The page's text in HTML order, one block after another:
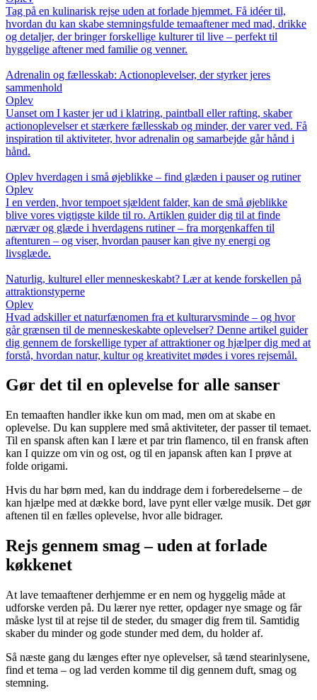
Tag på en kulinarisk rejse uden at forlade hjemmet. Få idéer til,
hvordan du kan skabe stemningsfulde temaaftener med mad, drikke
og detaljer, der bringer forskellige kulturer til live – perfekt til
hyggelige aftener med familie og venner.
Adrenalin og fællesskab: Actionoplevelser, der styrker jeres
sammenhold
Oplev
Uanset om I kaster jer ud i klatring, paintball eller rafting, skaber
actionoplevelser et stærkere fællesskab og minder, der varer ved. Få
inspiration til aktiviteter, hvor adrenalin og samarbejde går hånd i
hånd.
Oplev hverdagen i små øjeblikke – find glæden i pauser og rutiner
Oplev
I en verden, hvor tempoet sjældent falder, kan de små øjeblikke
blive vores vigtigste kilde til ro. Artiklen guider dig til at finde
nærvær og glæde i hverdagens rutiner – fra morgenkaffen til
aftenturen – og viser, hvordan pauser kan give ny energi og
livsglæde.
Naturlig, kulturel eller menneskeskabt? Lær at kende forskellen på
attraktionstyperne
Oplev
Hvad adskiller et naturfænomen fra et kulturarvsminde – og hvor
går grænsen til de menneskeskabte oplevelser? Denne artikel guider
dig gennem de forskellige typer af attraktioner og hjælper dig med at
forstå, hvordan natur, kultur og kreativitet mødes i vores rejsemål.
Gør det til en oplevelse for alle sanser
En temaaften handler ikke kun om mad, men om at skabe en
oplevelse. Du kan supplere med små aktiviteter, der passer til temaet.
Til en spansk aften kan I lære et par trin flamenco, til en fransk aften
kan I quizze om vin og ost, og til en japansk aften kan I prøve at
folde origami.
Hvis du har børn med, kan du inddrage dem i forberedelserne – de
kan hjælpe med at dække bord, lave pynt eller vælge musik. Det gør
aftenen til en fælles oplevelse, hvor alle bidrager.
Rejs gennem smag – uden at forlade
køkkenet
At lave temaaftener derhjemme er en nem og hyggelig måde at
udforske verden på. Du lærer nye retter, opdager nye smage og får
måske lyst til at rejse til de steder, du smager dig frem til. Samtidig
skaber du minder og gode stunder med dem, du holder af.
Så næste gang du længes efter nye oplevelser, så tænd stearinlysene,
find et tema – og lad verden komme til dig gennem duft, smag og
stemning.